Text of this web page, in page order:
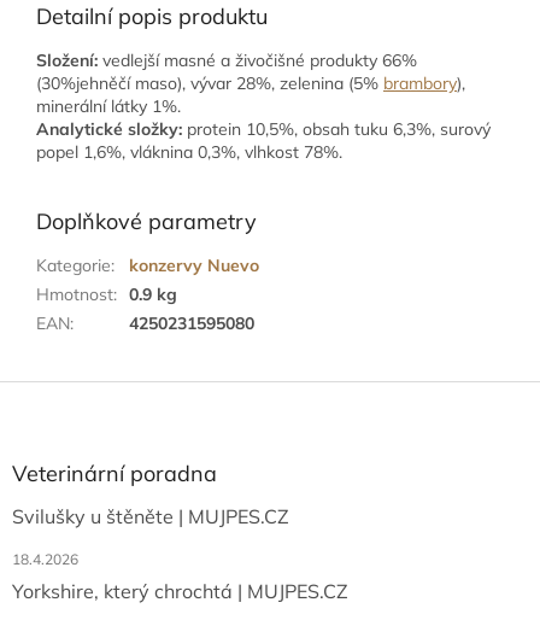
Detailní popis produktu
Složení: vedlejší masné a živočišné produkty 66%
(30%jehněčí maso), vývar 28%, zelenina (5% brambory),
minerální látky 1%.
Analytické složky: protein 10,5%, obsah tuku 6,3%, surový
popel 1,6%, vláknina 0,3%, vlhkost 78%.
Doplňkové parametry
Kategorie:
konzervy Nuevo
Hmotnost: 0.9 kg
EAN: 4250231595080
Z
aVeterinární poradna
Svilušky u štěněte | MUJPES.CZ
18.4.2026
Yorkshire, který chrochtá | MUJPES.CZ